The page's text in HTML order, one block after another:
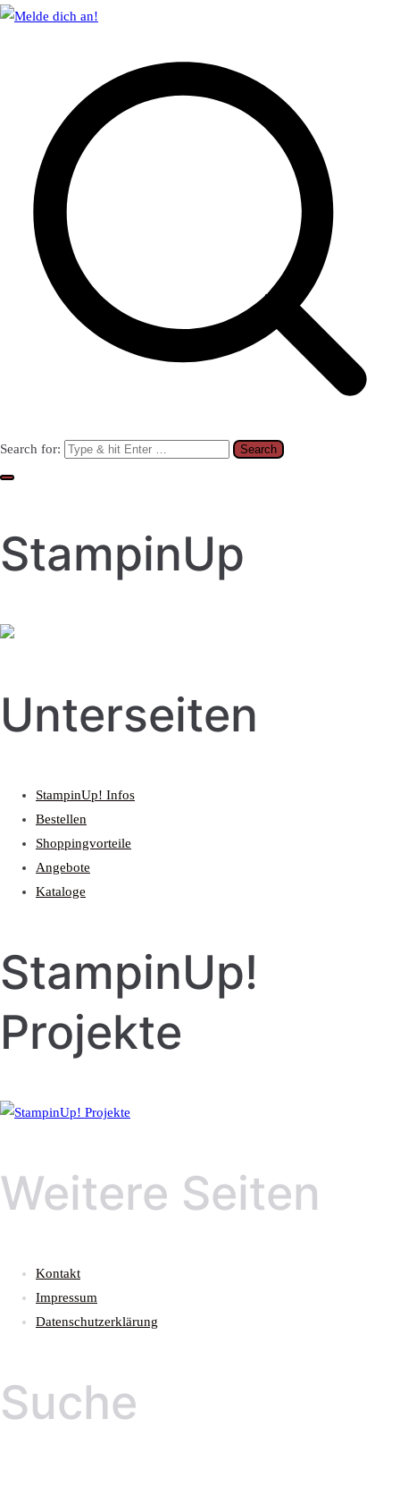
Search for:
StampinUp
Unterseiten
StampinUp! Infos
Bestellen
Shoppingvorteile
Angebote
Kataloge
StampinUp!
Projekte
Weitere Seiten
Kontakt
Impressum
Datenschutzerklärung
Suche